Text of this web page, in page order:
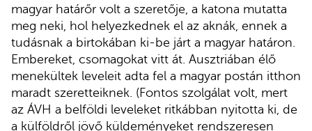
magyar határőr volt a szeretője, a katona mutatta
meg neki, hol helyezkednek el az aknák, ennek a
tudásnak a birtokában ki-be járt a magyar határon.
Embereket, csomagokat vitt át. Ausztriában élő
menekültek leveleit adta fel a magyar postán itthon
maradt szeretteiknek. (Fontos szolgálat volt, mert
az ÁVH a belföldi leveleket ritkábban nyitotta ki, de
a külföldről jövő küldeményeket rendszeresen